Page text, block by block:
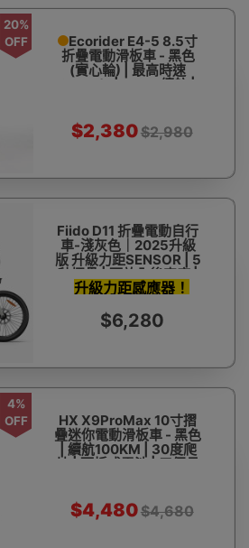
20%
OFF
Ecorider E4-5 8.5寸
折疊電動滑板車 - 黑色
(實心輪) | 最高時速
25km/h | 30km續航 |
$2,380$2,980
Fiido D11 折疊電動自行
車-淺灰色｜2025升級
版 升級力距SENSOR | 5
秒摺疊 | 可放入後車廂 |
三個月保養【官方授權
升級力距感應器！
$6,280
4%
OFF
HX X9ProMax 10寸摺
疊迷你電動滑板車 - 黑色
| 續航100KM | 30度爬
坡 | 可拆式電池 | 三個月
$4,480$4,680